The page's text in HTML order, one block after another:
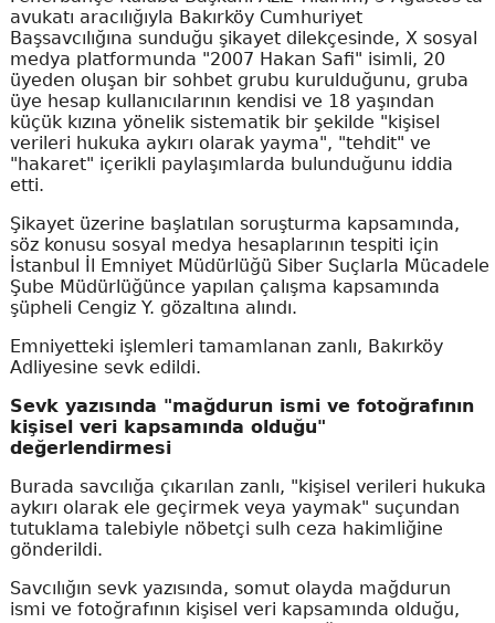
avukatı aracılığıyla Bakırköy Cumhuriyet
Başsavcılığına sunduğu şikayet dilekçesinde, X sosyal
medya platformunda "2007 Hakan Safi" isimli, 20
üyeden oluşan bir sohbet grubu kurulduğunu, gruba
üye hesap kullanıcılarının kendisi ve 18 yaşından
küçük kızına yönelik sistematik bir şekilde "kişisel
verileri hukuka aykırı olarak yayma", "tehdit" ve
"hakaret" içerikli paylaşımlarda bulunduğunu iddia
etti.
Şikayet üzerine başlatılan soruşturma kapsamında,
söz konusu sosyal medya hesaplarının tespiti için
İstanbul İl Emniyet Müdürlüğü Siber Suçlarla Mücadele
Şube Müdürlüğünce yapılan çalışma kapsamında
şüpheli Cengiz Y. gözaltına alındı.
Emniyetteki işlemleri tamamlanan zanlı, Bakırköy
Adliyesine sevk edildi.
Sevk yazısında "mağdurun ismi ve fotoğrafının
kişisel veri kapsamında olduğu"
değerlendirmesi
Burada savcılığa çıkarılan zanlı, "kişisel verileri hukuka
aykırı olarak ele geçirmek veya yaymak" suçundan
tutuklama talebiyle nöbetçi sulh ceza hakimliğine
gönderildi.
Savcılığın sevk yazısında, somut olayda mağdurun
ismi ve fotoğrafının kişisel veri kapsamında olduğu,